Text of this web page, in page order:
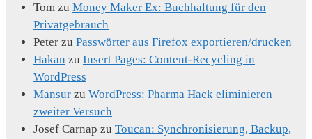
Tom zu Money Maker Ex: Buchhaltung für den
Privatgebrauch
Peter zu Passwörter aus Firefox exportieren/drucken
Hakan zu Insert Pages: Content-Recycling in
WordPress
Mansur zu WordPress: Pharma Hack eliminieren –
zweiter Versuch
Josef Carnap zu Toucan: Synchronisierung, Backup,